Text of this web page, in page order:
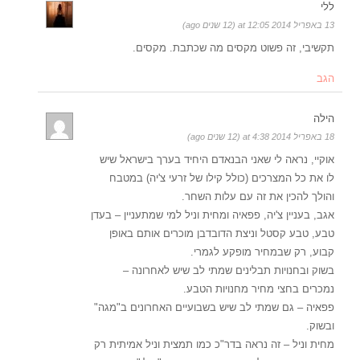
ללי
13 באפריל 2014 at 12:05 (12 שנים ago)
תקשיבי, זה פשוט מקסים מה שכתבת. מקסים.
הגב
הילה
18 באפריל 2014 at 4:38 (12 שנים ago)
אוקיי, נראה לי שאני הבנאדם היחיד בערך בישראל שיש
לו את כל המצרכים (כולל קילו של זרעי צ'יה) במטבח
והולך להכין את זה עם עלות השחר.
אגב, בעניין צ'יה, פפאיה ומחית וניל למי שמתעניין – בעדן
טבע, טבע קסטל וניצת הדובדבן מוכרים אותם באופן
קבוע, רק שבמחיר מופקע לגמרי.
בשוק ובחנויות תבלינים שמתי לב שיש לאחרונה –
נמכרים בחצי מחיר מחנויות הטבע.
פפאיה – גם שמתי לב שיש בשבועיים האחרונים ב"מגה"
ובשוק.
מחית וניל – זה נראה בדר"כ כמו תמצית וניל אמיתית רק